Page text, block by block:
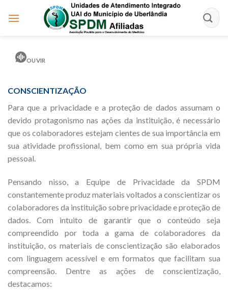
OUVIR
CONSCIENTIZAÇÃO
Para que a privacidade e a proteção de dados assumam o
devido protagonismo nas ações da instituição, é necessário
que os colaboradores estejam cientes de sua importância em
sua atividade profissional, bem como em sua própria vida
pessoal.
Pensando nisso, a Equipe de Privacidade da SPDM
constantemente produz materiais voltados a conscientizar os
colaboradores da instituição sobre privacidade e proteção de
dados. Com intuito de garantir que o conteúdo seja
compreendido por toda a gama de colaboradores da
instituição, os materiais de conscientização são elaborados
com linguagem acessível e em formatos que facilitam sua
compreensão. Dentre as ações de conscientização,
destacamos: